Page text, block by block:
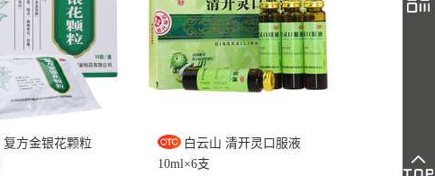
家 药铺小神仙 熊嘉 龙凤堂 KAIBAO凯宝
圣泰 岷海 白云山中一 真奥 禅方
恒金 王屋山 仁悦 东鲁堂 呋来尔
复方金银花颗粒
白云山 清开灵口服液
10ml×6支